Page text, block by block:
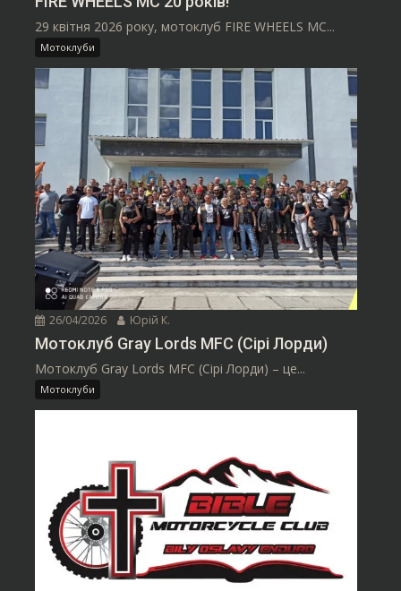
29 квітня 2026 року, мотоклуб FIRE WHEELS MC...
Мотоклуби
26/04/2026 Юрій К.
Мотоклуб Gray Lords MFC (Сірі Лорди)
Мотоклуб Gray Lords MFC (Сірі Лорди) – це...
Мотоклуби